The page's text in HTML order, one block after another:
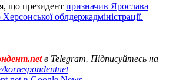
що президент призначив Ярослава
облдержадміністрації.
в Telegram. Підписуйтесь на
korrespondentnet